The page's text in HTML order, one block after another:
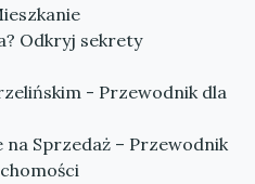
Odkryj sekrety
- Przewodnik dla
na Sprzedaż – Przewodnik